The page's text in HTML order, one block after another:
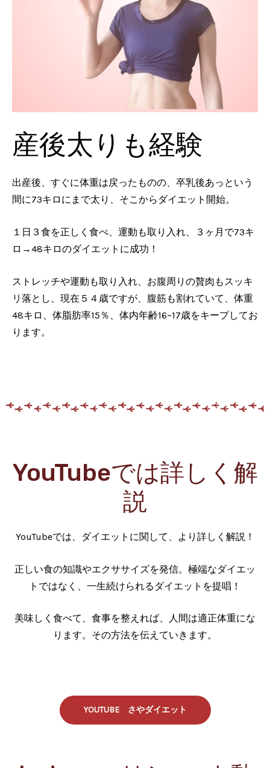
産後太りも経験
出産後、すぐに体重は戻ったものの、卒乳後あっという
間に73キロにまで太り、そこからダイエット開始。
１日３食を正しく食べ、運動も取り入れ、３ヶ月で73キ
ロ→48キロのダイエットに成功！
ストレッチや運動も取り入れ、お腹周りの贅肉もスッキ
リ落とし、現在５４歳ですが、腹筋も割れていて、体重
48キロ、体脂肪率15％、体内年齢16~17歳をキープしてお
ります。
YouTubeでは詳しく解
説
YouTubeでは、ダイエットに関して、より詳しく解説！
正しい食の知識やエクササイズを発信。極端なダイエッ
トではなく、一生続けられるダイエットを提唱！
美味しく食べて、食事を整えれば、人間は適正体重にな
ります。その方法を伝えていきます。
YOUTUBE さやダイエット